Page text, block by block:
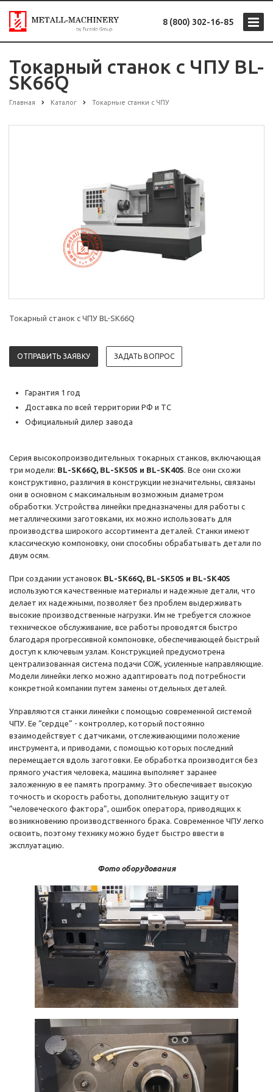
8 (800) 302-16-85
Токарный станок с ЧПУ BL-
SK66Q
Главная Каталог Токарные станки с ЧПУ
Токарный станок с ЧПУ BL-SK66Q
ОТПРАВИТЬ ЗАЯВКУ ЗАДАТЬ ВОПРОС
Гарантия 1 год
Доставка по всей территории РФ и ТС
Официальный дилер завода
Серия высокопроизводительных токарных станков, включающая
три модели: BL-SK66Q, BL-SK50S и BL-SK40S. Все они схожи
конструктивно, различия в конструкции незначительны, связаны
они в основном с максимальным возможным диаметром
обработки. Устройства линейки предназначены для работы с
металлическими заготовками, их можно использовать для
производства широкого ассортимента деталей. Станки имеют
классическую компоновку, они способны обрабатывать детали по
двум осям.
При создании установок BL-SK66Q, BL-SK50S и BL-SK40S
используются качественные материалы и надежные детали, что
делает их надежными, позволяет без проблем выдерживать
высокие производственные нагрузки. Им не требуется сложное
техническое обслуживание, все работы проводятся быстро
благодаря прогрессивной компоновке, обеспечивающей быстрый
доступ к ключевым узлам. Конструкцией предусмотрена
централизованная система подачи СОЖ, усиленные направляющие.
Модели линейки легко можно адаптировать под потребности
конкретной компании путем замены отдельных деталей.
Управляются станки линейки с помощью современной системой
ЧПУ. Ее “сердце” - контроллер, который постоянно
взаимодействует с датчиками, отслеживающими положение
инструмента, и приводами, с помощью которых последний
перемещается вдоль заготовки. Ее обработка производится без
прямого участия человека, машина выполняет заранее
заложенную в ее память программу. Это обеспечивает высокую
точность и скорость работы, дополнительную защиту от
“человеческого фактора”, ошибок оператора, приводящих к
возникновению производственного брака. Современное ЧПУ легко
освоить, поэтому технику можно будет быстро ввести в
эксплуатацию.
Фото оборудования